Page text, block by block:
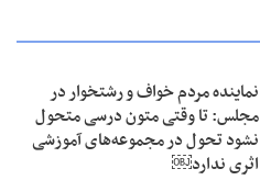
نماینده مردم خواف و رشتخوار در
مجلس: تا وقتی متون درسی متحول
نشود تحول در مجموعه‌های آموزشی
اثری ندارد￼